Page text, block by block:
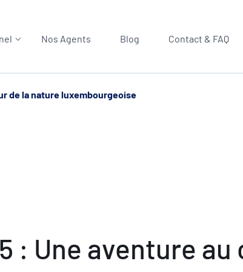
Nos Agents Blog Contact & FAQ
de la nature luxembourgeoise
: Une aventure